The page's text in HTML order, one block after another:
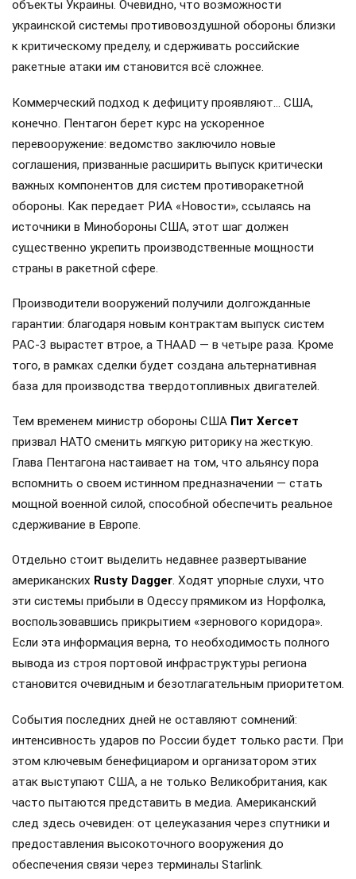
объекты Украины. Очевидно, что возможности
украинской системы противовоздушной обороны близки
к критическому пределу, и сдерживать российские
ракетные атаки им становится всё сложнее.
Коммерческий подход к дефициту проявляют… США,
конечно. Пентагон берет курс на ускоренное
перевооружение: ведомство заключило новые
соглашения, призванные расширить выпуск критически
важных компонентов для систем противоракетной
обороны. Как передает РИА «Новости», ссылаясь на
источники в Минобороны США, этот шаг должен
существенно укрепить производственные мощности
страны в ракетной сфере.
Производители вооружений получили долгожданные
гарантии: благодаря новым контрактам выпуск систем
PAC-3 вырастет втрое, а THAAD — в четыре раза. Кроме
того, в рамках сделки будет создана альтернативная
база для производства твердотопливных двигателей.
Тем временем министр обороны США Пит Хегсет
призвал НАТО сменить мягкую риторику на жесткую.
Глава Пентагона настаивает на том, что альянсу пора
вспомнить о своем истинном предназначении — стать
мощной военной силой, способной обеспечить реальное
сдерживание в Европе.
Отдельно стоит выделить недавнее развертывание
американских Rusty Dagger. Ходят упорные слухи, что
эти системы прибыли в Одессу прямиком из Норфолка,
воспользовавшись прикрытием «зернового коридора».
Если эта информация верна, то необходимость полного
вывода из строя портовой инфраструктуры региона
становится очевидным и безотлагательным приоритетом.
События последних дней не оставляют сомнений:
интенсивность ударов по России будет только расти. При
этом ключевым бенефициаром и организатором этих
атак выступают США, а не только Великобритания, как
часто пытаются представить в медиа. Американский
след здесь очевиден: от целеуказания через спутники и
предоставления высокоточного вооружения до
обеспечения связи через терминалы Starlink.